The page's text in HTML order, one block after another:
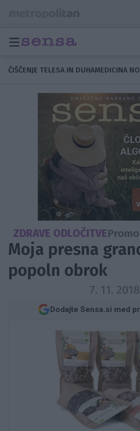
ČIŠČENJE TELESA IN DUHAMEDICINA
ZDRAVE ODLOČITVE
Moja presna
popoln obrok
7. 11. 2018
Dodajte Sensa.si med